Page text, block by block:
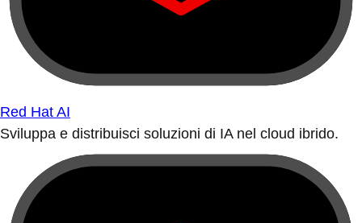
Red Hat AI
Sviluppa e distribuisci soluzioni di IA nel cloud ibrido.